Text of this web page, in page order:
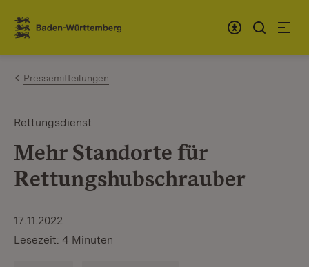
Zum Inhalt springen
Link zur Startseite
Pressemitteilungen
Rettungsdienst
Mehr Standorte für
Rettungshubschrauber
17.11.2022
Lesezeit: 4 Minuten